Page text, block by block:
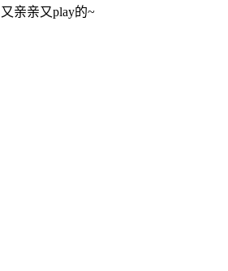
亲亲又play的~